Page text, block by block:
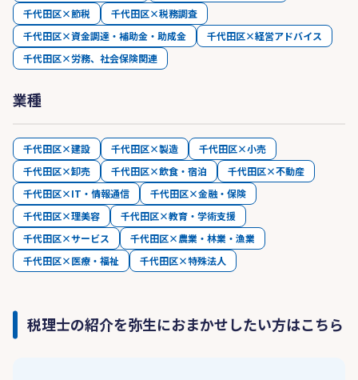
千代田区×節税
千代田区×税務調査
千代田区×資金調達・補助金・助成金
千代田区×経営アドバイス
千代田区×労務、社会保険関連
業種
千代田区×建設 千代田区×製造
千代田区×小売
千代田区×卸売
千代田区×飲食・宿泊
千代田区×不動産
千代田区×IT・情報通信
千代田区×金融・保険
千代田区×理美容
千代田区×教育・学術支援
千代田区×サービス
千代田区×農業・林業・漁業
千代田区×医療・福祉
千代田区×特殊法人
税理士の紹介を弥生におまかせしたい方はこちら